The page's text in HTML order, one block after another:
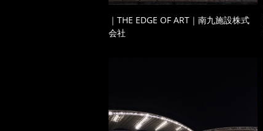
｜THE EDGE OF ART｜南九施設株式
会社